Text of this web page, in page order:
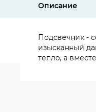
Описание
Подсвечник -
изысканный
тепло, а